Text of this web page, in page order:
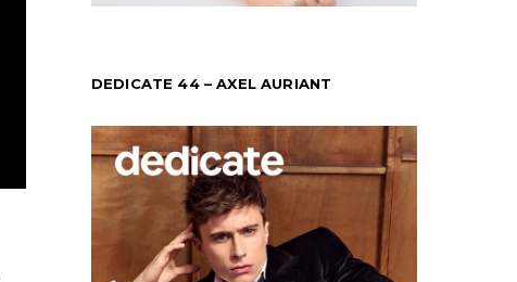
DEDICATE 44 – AXEL AURIANT